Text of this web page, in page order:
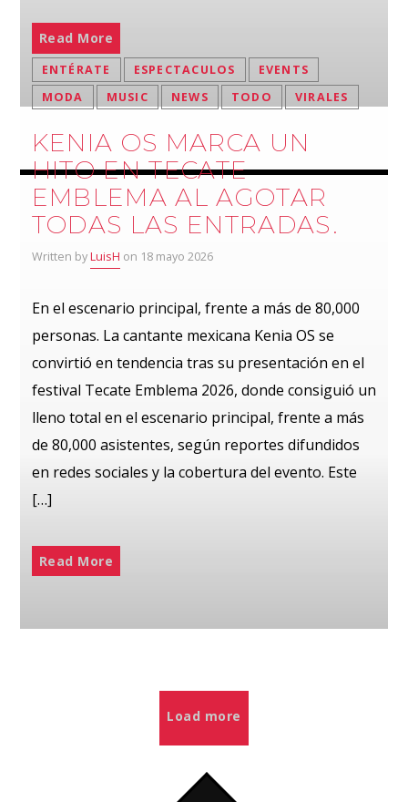
Read More
ENTÉRATE ESPECTACULOS
EVENTS
MODA
MUSIC NEWS TODO VIRALES
KENIA OS MARCA UN
HITO EN TECATE
EMBLEMA AL AGOTAR
TODAS LAS ENTRADAS.
Written byLuisH on 18 mayo 2026
En el escenario principal, frente a más de 80,000
personas. La cantante mexicana Kenia OS se
convirtió en tendencia tras su presentación en el
festival Tecate Emblema 2026, donde consiguió un
lleno total en el escenario principal, frente a más
de 80,000 asistentes, según reportes difundidos
en redes sociales y la cobertura del evento. Este
[…]
Read More
Load more